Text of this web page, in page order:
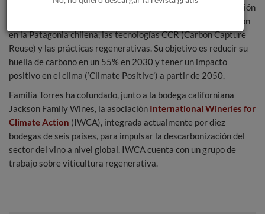
2019. Ahora, Familia Torres orienta sus esfuerzos a la captación
, impulsando proyectos como la reforestación
en la Patagonia chilena, las tecnologías CCR (Carbon Capture
Reuse) y las prácticas regenerativas. Su objetivo es reducir su
huella de carbono en un 55% en 2030 y tener un impacto
positivo en el clima (‘Climate Positive’) a partir de 2050.
Familia Torres ha cofundado, junto a la bodega californiana
Jackson Family Wines, la asociación International Wineries for
Climate Action (IWCA), integrada actualmente por diez
bodegas de seis países, para impulsar la descarbonización del
sector del vino a nivel global. IWCA cuenta con un grupo de
trabajo sobre viticultura regenerativa.